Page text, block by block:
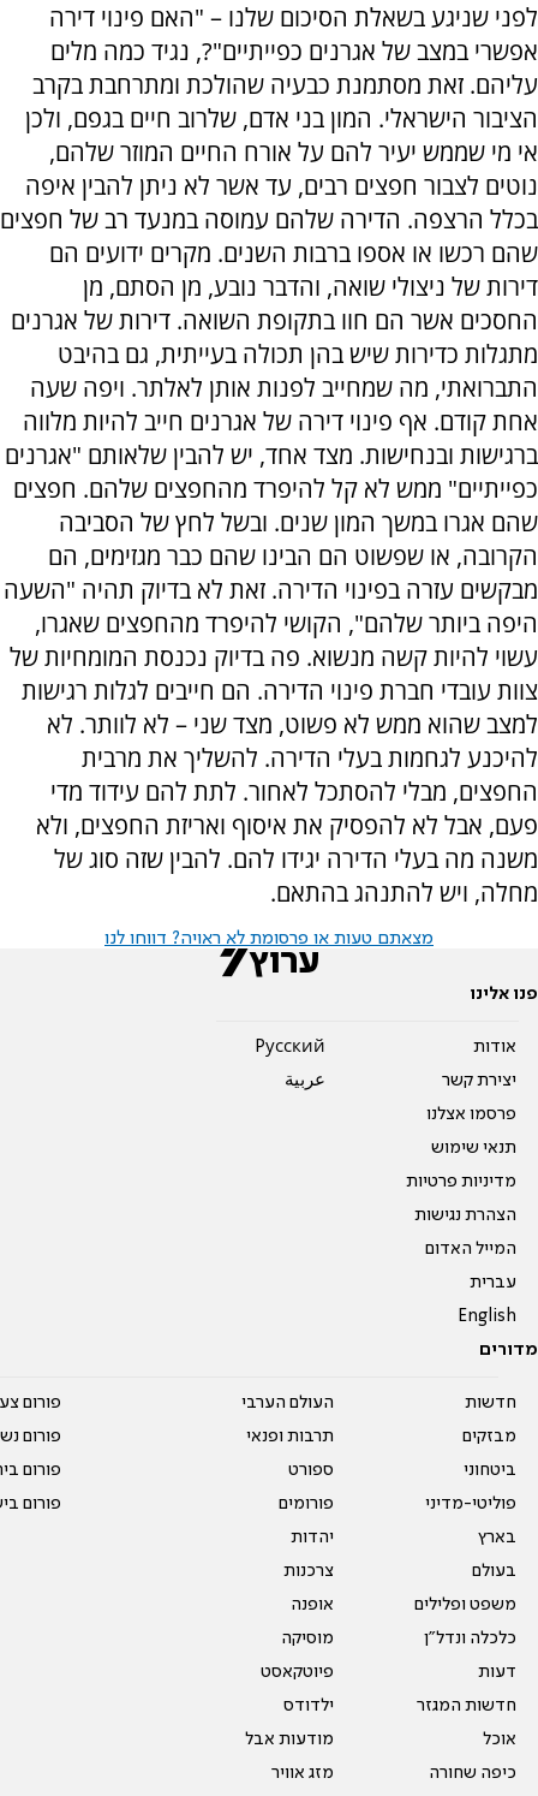
לפני שניגע בשאלת הסיכום שלנו – "האם פינוי דירה
אפשרי במצב של אגרנים כפייתיים"?, נגיד כמה מלים
עליהם. זאת מסתמנת כבעיה שהולכת ומתרחבת בקרב
הציבור הישראלי. המון בני אדם, שלרוב חיים בגפם, ולכן
אי מי שממש יעיר להם על אורח החיים המוזר שלהם,
נוטים לצבור חפצים רבים, עד אשר לא ניתן להבין איפה
בכלל הרצפה. הדירה שלהם עמוסה במנעד רב של חפצים
שהם רכשו או אספו ברבות השנים. מקרים ידועים הם
דירות של ניצולי שואה, והדבר נובע, מן הסתם, מן
החסכים אשר הם חוו בתקופת השואה. דירות של אגרנים
מתגלות כדירות שיש בהן תכולה בעייתית, גם בהיבט
התברואתי, מה שמחייב לפנות אותן לאלתר. ויפה שעה
אחת קודם. אף פינוי דירה של אגרנים חייב להיות מלווה
ברגישות ובנחישות. מצד אחד, יש להבין שלאותם "אגרנים
כפייתיים" ממש לא קל להיפרד מהחפצים שלהם. חפצים
שהם אגרו במשך המון שנים. ובשל לחץ של הסביבה
הקרובה, או שפשוט הם הבינו שהם כבר מגזימים, הם
מבקשים עזרה בפינוי הדירה. זאת לא בדיוק תהיה "השעה
היפה ביותר שלהם", הקושי להיפרד מהחפצים שאגרו,
עשוי להיות קשה מנשוא. פה בדיוק נכנסת המומחיות של
צוות עובדי חברת פינוי הדירה. הם חייבים לגלות רגישות
למצב שהוא ממש לא פשוט, מצד שני – לא לוותר. לא
להיכנע לגחמות בעלי הדירה. להשליך את מרבית
החפצים, מבלי להסתכל לאחור. לתת להם עידוד מדי
פעם, אבל לא להפסיק את איסוף ואריזת החפצים, ולא
משנה מה בעלי הדירה יגידו להם. להבין שזה סוג של
מחלה, ויש להתנהג בהתאם.
מצאתם טעות או פרסומת לא ראויה? דווחו לנו
פנו אלינו
אודות
יצירת קשר
פרסמו אצלנו
תנאי שימוש
מדיניות פרטיות
הצהרת נגישות
המייל האדום
עברית
English
Pусский
عربية
מדורים
חדשות
מבזקים
ביטחוני
פוליטי-מדיני
בארץ
בעולם
משפט ופלילים
כלכלה ונדל"ן
דעות
חדשות המגזר
אוכל
כיפה שחורה
העולם הערבי
תרבות ופנאי
ספורט
פורומים
יהדות
צרכנות
אופנה
מוסיקה
פיוטקאסט
ילדודס
מודעות אבל
מזג אוויר
פורום
פורום
פורום
פורום